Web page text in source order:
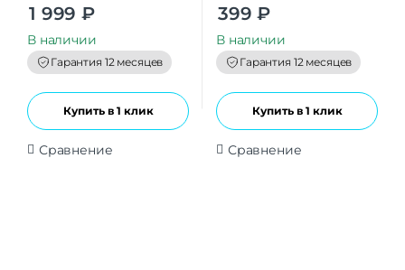
t
o
f
5
1 999 ₽
В наличии
Гарантия 12 месяцев
Купить в 1 клик
Сравнение
o
t
o
f
5
399 ₽
В наличии
Гарантия 12 месяцев
Купить в 1 клик
Сравнение